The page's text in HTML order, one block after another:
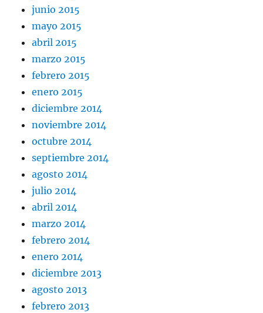
junio 2015
mayo 2015
abril 2015
marzo 2015
febrero 2015
enero 2015
diciembre 2014
noviembre 2014
octubre 2014
septiembre 2014
agosto 2014
julio 2014
abril 2014
marzo 2014
febrero 2014
enero 2014
diciembre 2013
agosto 2013
febrero 2013